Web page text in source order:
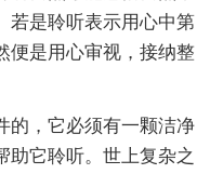
若是聆听表示用心中第
便是用心审视，接纳整
的，它必须有一颗洁净
助它聆听。世上复杂之